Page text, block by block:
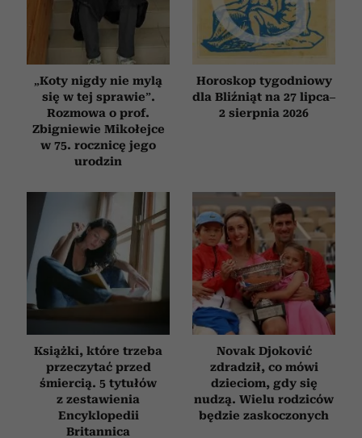
„Koty nigdy nie mylą
się w tej sprawie”.
Rozmowa o prof.
Zbigniewie Mikołejce
w 75. rocznicę jego
urodzin
Horoskop tygodniowy
dla Bliźniąt na 27 lipca–
2 sierpnia 2026
Książki, które trzeba
przeczytać przed
śmiercią. 5 tytułów
z zestawienia
Encyklopedii
Britannica
Novak Djoković
zdradził, co mówi
dzieciom, gdy się
nudzą. Wielu rodziców
będzie zaskoczonych